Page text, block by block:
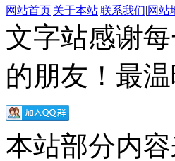
网站首页|关于本站|联系我们|网站
文字站感谢
的朋友！最
本站部分内